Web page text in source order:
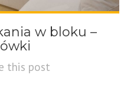
w bloku –
this post